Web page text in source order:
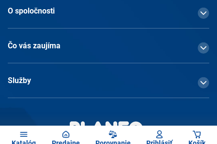
O spoločnosti
Čo vás zaujíma
Služby